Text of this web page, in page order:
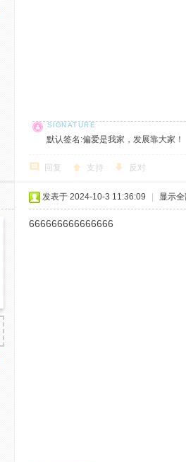
默认签名:偏爱是我家，发展靠大家
回复 支持 反对
发表于 2024-10-3 11:36:09 显示
666666666666666